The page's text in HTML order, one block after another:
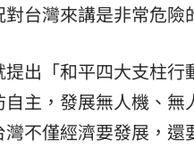
台灣來講是非常危險
出「和平四大支柱行
主，發展無人機、無
不僅經濟要發展，還